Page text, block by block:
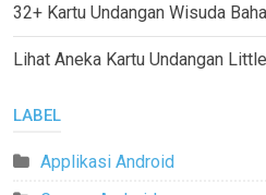
32+ Kartu Undangan Wisuda
Lihat Aneka Kartu Undangan
LABEL
Applikasi Android